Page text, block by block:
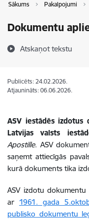
Sākums Pakalpojumi
Dokumentu
Atskaņot tekstu
Publicēts: 24.02.2026.
Atjaunināts: 06.06.2026.
ASV iestādēs izdotus
Latvijas valsts
Apostille. ASV
saņemt attiecīgās
kurā dokuments tika
ASV izdotu dokumentu
ar 1961. gada
publisko dokumentu